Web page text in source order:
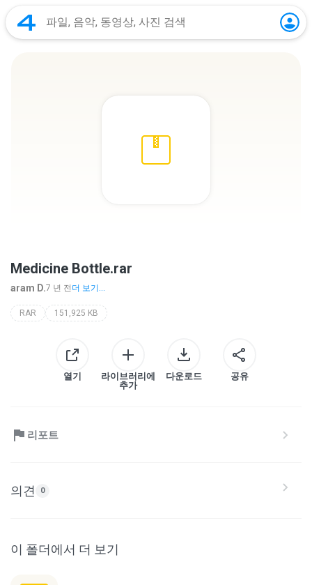
Medicine Bottle.rar
aram D.7 년 전 더 보기...
RAR 151,925 KB
열기
라이브러리에
추가
다운로드 공유
리포트
의견 0
이 폴더에서 더 보기